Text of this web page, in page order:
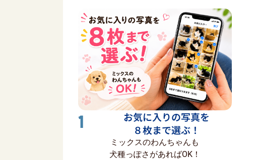
1
お気に入りの写真を
８枚まで選ぶ！
ミックスのわんちゃんも
犬種っぽさがあればOK！